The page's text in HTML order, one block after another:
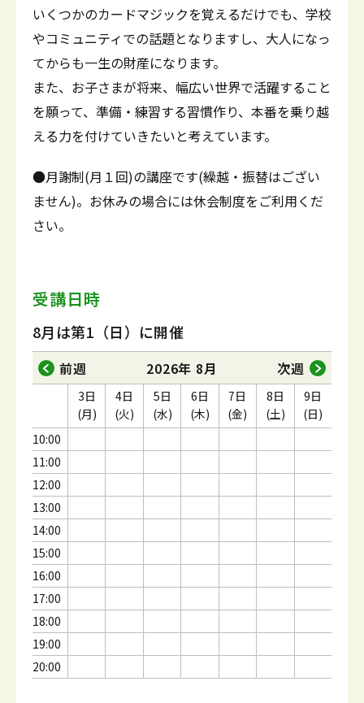
いくつかのカードマジックを覚えるだけでも、学校
やコミュニティでの話題となりますし、大人になっ
てからも一生の財産になります。
また、お子さまが将来、幅広い世界で活躍すること
を願って、準備・練習する習慣作り、本番を乗り越
える力を付けていきたいと考えています。
●月謝制(月１回)の講座です(繰越・振替はござい
ません)。お休みの場合には休会制度をご利用くだ
さい。
受講日時
8月は第1（日）に開催
前週 2026年 8月 次週
10:00
11:00
12:00
13:00
14:00
15:00
16:00
17:00
18:00
19:00
20:00
3日
(月)
4日
(火)
5日
(水)
6日
(木)
7日
(金)
8日
(土)
9日
(日)